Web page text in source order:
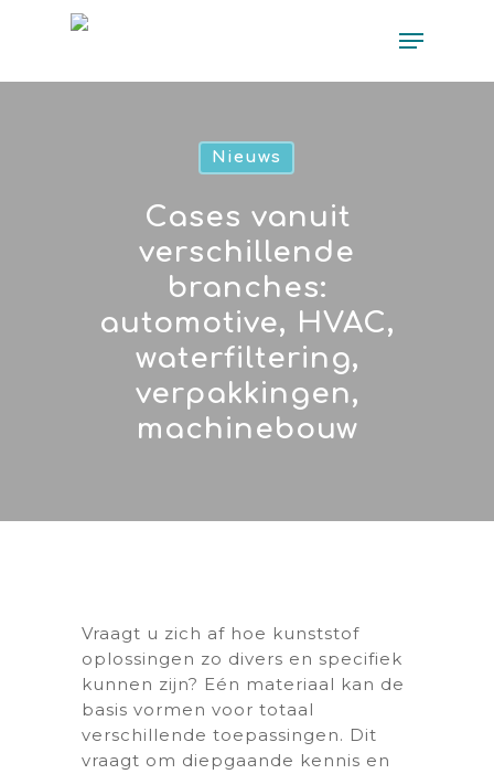
Nieuws
Cases vanuit
verschillende
branches:
automotive, HVAC,
waterfiltering,
verpakkingen,
machinebouw
Vraagt u zich af hoe kunststof
oplossingen zo divers en specifiek
kunnen zijn? Eén materiaal kan de
basis vormen voor totaal
verschillende toepassingen. Dit
vraagt om diepgaande kennis en